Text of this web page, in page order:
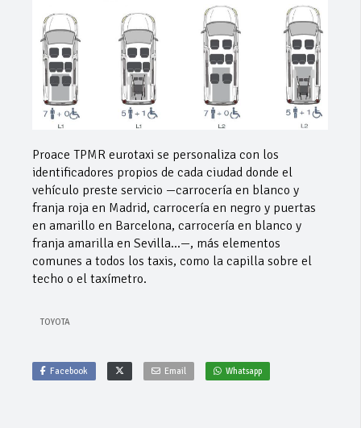
Proace TPMR eurotaxi se personaliza con los
identificadores propios de cada ciudad donde el
vehículo preste servicio —carrocería en blanco y
franja roja en Madrid, carrocería en negro y puertas
en amarillo en Barcelona, carrocería en blanco y
franja amarilla en Sevilla…—, más elementos
comunes a todos los taxis, como la capilla sobre el
techo o el taxímetro.
TOYOTA
Facebook Email Whatsapp